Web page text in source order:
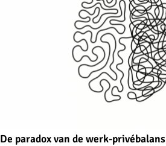
De paradox van de werk-privébalans